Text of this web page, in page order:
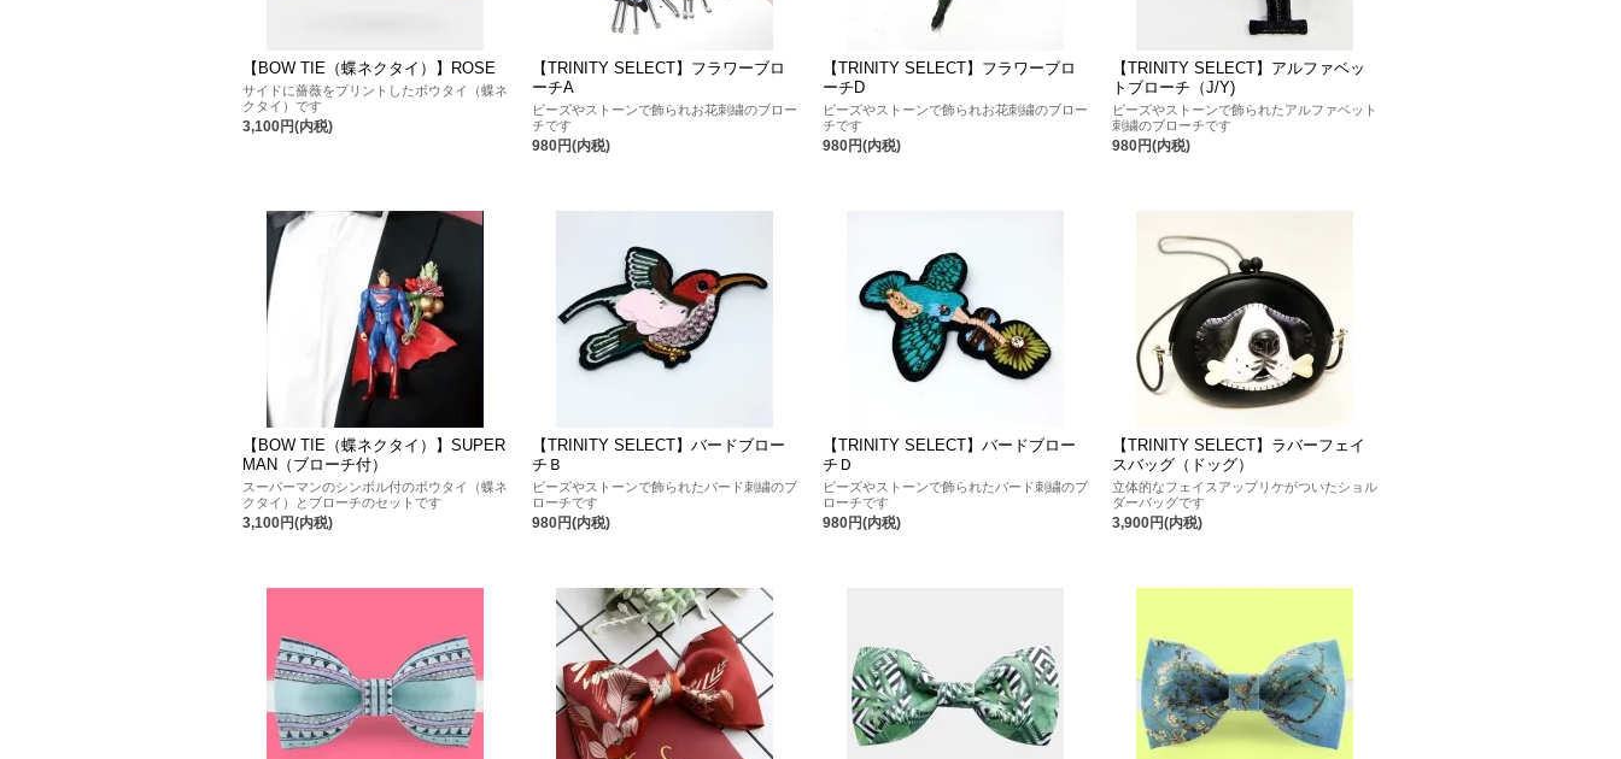
【BOW TIE（蝶ネクタイ）】ROSE
サイドに薔薇をプリントしたボウタイ（蝶ネ
クタイ）です
3,100円(内税)
【TRINITY SELECT】フラワーブロ
ーチA
ビーズやストーンで飾られお花刺繍のブロー
チです
980円(内税)
【TRINITY SELECT】フラワーブロ
ーチD
ビーズやストーンで飾られお花刺繍のブロー
チです
980円(内税)
【TRINITY SELECT】アルファベッ
トブローチ（J/Y)
ビーズやストーンで飾られたアルファベット
刺繍のブローチです
980円(内税)
【BOW TIE（蝶ネクタイ）】SUPER
MAN（ブローチ付）
スーパーマンのシンボル付のボウタイ（蝶ネ
クタイ）とブローチのセットです
3,100円(内税)
【TRINITY SELECT】バードブロー
チＢ
ビーズやストーンで飾られたバード刺繍のブ
ローチです
980円(内税)
【TRINITY SELECT】バードブロー
チＤ
ビーズやストーンで飾られたバード刺繍のブ
ローチです
980円(内税)
【TRINITY SELECT】ラバーフェイ
スバッグ（ドッグ）
立体的なフェイスアップリケがついたショル
ダーバッグです
3,900円(内税)